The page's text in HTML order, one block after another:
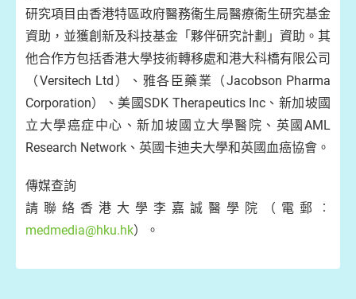
研究項目由香港特區政府醫務衞生局醫療衞生研究基金
資助，並獲創新及科技基金「夥伴研究計劃」資助。其
他合作方包括香港大學技術轉移處和港大科橋有限公司
（Versitech Ltd）、雅各臣藥業（Jacobson Pharma
Corporation）、美國SDK Therapeutics Inc、新加坡國
立大學癌症中心、新加坡國立大學醫院、英國AML
Research Network、英國卡迪夫大學和英國血癌協會。
傳媒查詢
請聯絡香港大學李嘉誠醫學院（電郵︰
medmedia@hku.hk）。